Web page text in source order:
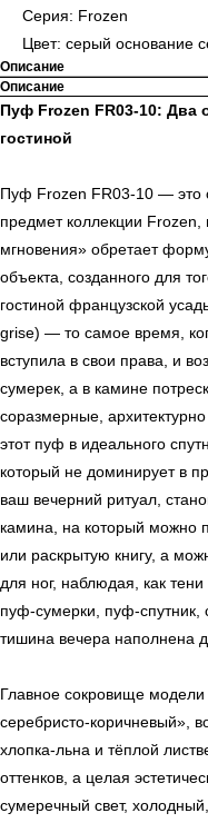
Серия: Frozen
Цвет: серый основание
Описание
Описание
Пуф Frozen FR03-10: Два
гостиной
Пуф Frozen FR03-10 — это
предмет коллекции
мгновения» обретает
объекта, созданного для
гостиной французской
grise) — то самое время,
вступила в свои права, и
сумерек, а в камине
соразмерные,
этот пуф в идеального
который не доминирует в
ваш вечерний ритуал,
камина, на который можно
или раскрытую книгу, а
для ног, наблюдая, как
пуф-сумерки, пуф-спутник,
тишина вечера наполнена
Главное сокровище
серебристо-коричневый»,
хлопка-льна и тёплой
оттенков, а целая
сумеречный свет,